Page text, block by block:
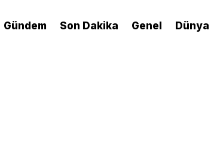
Gündem Son Dakika Genel Dünya